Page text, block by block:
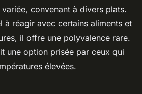
convenant à divers plats.
à réagir avec certains aliments et
il offre une polyvalence rare.
une option prisée par ceux qui
élevées.